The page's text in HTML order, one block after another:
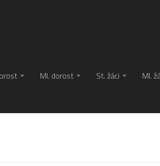
Ml. dorost St. žáci Ml.